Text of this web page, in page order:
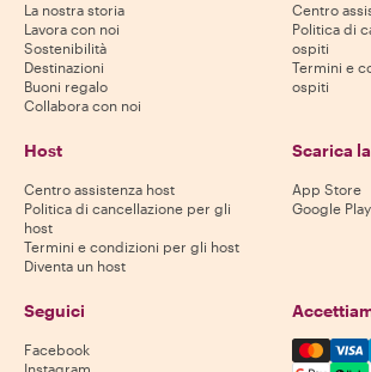
La nostra storia
Lavora con noi
Sostenibilità
Destinazioni
Buoni regalo
Collabora con noi
Centro
Politica di
ospiti
Termini e
ospiti
Host
Centro assistenza host
Politica di cancellazione per gli
host
Termini e condizioni per gli host
Diventa un host
Scarica
App Store
Google
Seguici
Facebook